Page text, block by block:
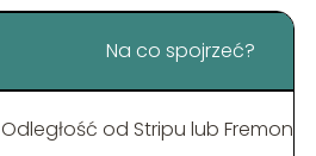
Na co spojrzeć?
Odległość od Stripu lub Fremont